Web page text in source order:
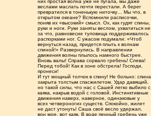
них простая волна уже не пугала, мы даже
веслами маслать почти перестали. А берег
превратился в тоненькую ниточку… Мы что, в
открытом океане? Вспомнили расписочки,
поняв их «высокий» смысл. Ох, как гудят спины,
руки и ноги. Руки заняты веслом, ухватиться не
за что, равновесие туловища поддерживалось
распорками ног. С ужасом подумали: «Чтоб
вернуться назад, придется плыть к волнам
спиной!» Развернулись. В направлении
движения волны плылось намного быстрее.
Вновь валы! Справа сорвало гребень! Слева!
Перед тобой! Как в зоне обстрела! Господи,
пронеси!
И тут мощный толчок в спину! Не больно: спина
закрыта толстым спасжилетом. Удар давящий,
но такой силы, что нас с Сашей легко выбило с
каяка, накрыв водой с головой. Инстинктивные
движения наверх, наверное, одинаковые у
всех четвероногих существ. Спокойно, жилет
не даст утонуть! Саша своё весло удержал,
вон мое, вот каяк. В воде пенный гребень уже